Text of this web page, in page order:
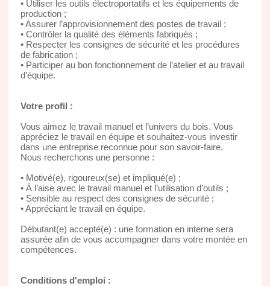
• Utiliser les outils électroportatifs et les équipements de
production ;
• Assurer l’approvisionnement des postes de travail ;
• Contrôler la qualité des éléments fabriqués ;
• Respecter les consignes de sécurité et les procédures
de fabrication ;
• Participer au bon fonctionnement de l’atelier et au travail
d’équipe.
Votre profil :
Vous aimez le travail manuel et l’univers du bois. Vous
appréciez le travail en équipe et souhaitez-vous investir
dans une entreprise reconnue pour son savoir-faire.
Nous recherchons une personne :
• Motivé(e), rigoureux(se) et impliqué(e) ;
• À l’aise avec le travail manuel et l’utilisation d’outils ;
• Sensible au respect des consignes de sécurité ;
• Appréciant le travail en équipe.
Débutant(e) accepté(e) : une formation en interne sera
assurée afin de vous accompagner dans votre montée en
compétences.
Conditions d'emploi :